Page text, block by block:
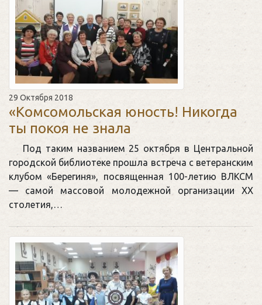
29 Октября 2018
«Комсомольская юность! Никогда
ты покоя не знала
Под таким названием 25 октября в Центральной
городской библиотеке прошла встреча с ветеранским
клубом «Берегиня», посвященная 100-летию ВЛКСМ
— самой массовой молодежной организации ХХ
столетия,…